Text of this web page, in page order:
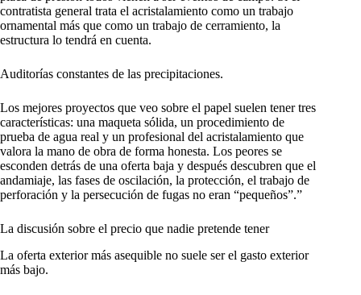
contratista general trata el acristalamiento como un trabajo
ornamental más que como un trabajo de cerramiento, la
estructura lo tendrá en cuenta.
Auditorías constantes de las precipitaciones.
Los mejores proyectos que veo sobre el papel suelen tener tres
características: una maqueta sólida, un procedimiento de
prueba de agua real y un profesional del acristalamiento que
valora la mano de obra de forma honesta. Los peores se
esconden detrás de una oferta baja y después descubren que el
andamiaje, las fases de oscilación, la protección, el trabajo de
perforación y la persecución de fugas no eran “pequeños”.”
La discusión sobre el precio que nadie pretende tener
La oferta exterior más asequible no suele ser el gasto exterior
más bajo.